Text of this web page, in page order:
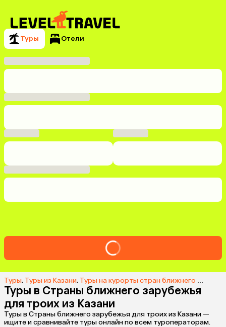
Туры Отели
Туры, Туры из Казани, Туры на курорты стран ближнего зарубежья из Казани
Туры в Страны ближнего зарубежья
для троих из Казани
Туры в Страны ближнего зарубежья для троих из Казани —
ищите и сравнивайте туры онлайн по всем туроператорам.